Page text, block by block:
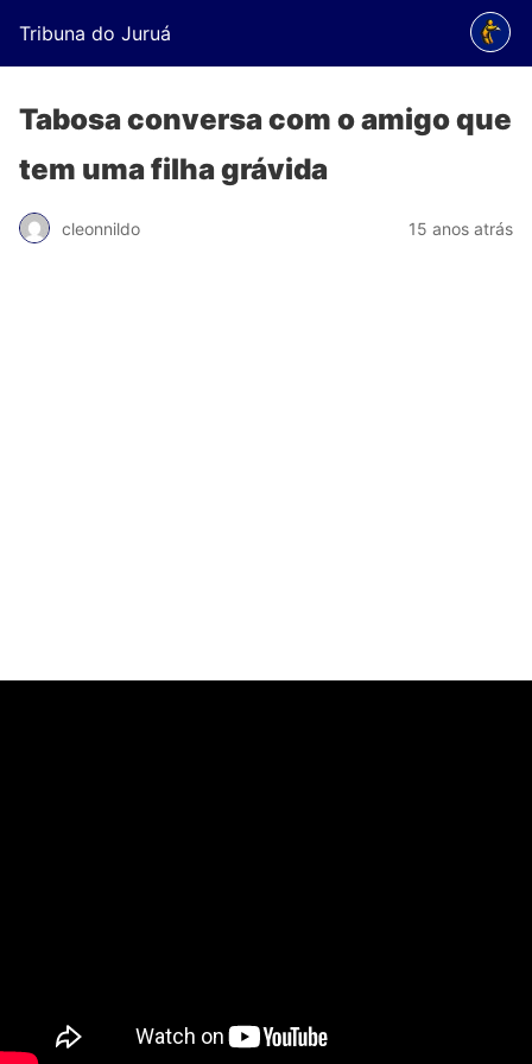
Tribuna do Juruá
Tabosa conversa com o amigo que
tem uma filha grávida
cleonnildo 15 anos atrás